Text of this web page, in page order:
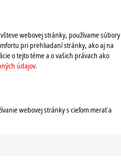
sales representative.
webovej stránky, používame súbory
pri prehliadaní stránky, ako aj na
o tejto téme a o vašich právach ako
údajov.
webovej stránky s cieľom merať a